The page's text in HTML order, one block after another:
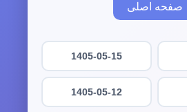
صفحه اصلی
1405-05-15
1405-05-12